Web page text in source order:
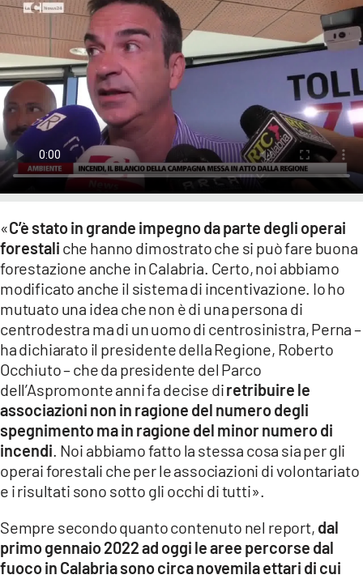
CATANZAROCHANNEL.IT
LACAPITALENEWS.IT
ANDROID
APPLE
«C’è stato in grande impegno da parte degli operai
forestali che hanno dimostrato che si può fare buona
forestazione anche in Calabria. Certo, noi abbiamo
modificato anche il sistema di incentivazione. Io ho
mutuato una idea che non è di una persona di
centrodestra ma di un uomo di centrosinistra, Perna –
ha dichiarato il presidente della Regione, Roberto
Occhiuto – che da presidente del Parco
dell’Aspromonte anni fa decise diretribuire le
associazioni non in ragione del numero degli
spegnimento ma in ragione del minor numero di
incendi . Noi abbiamo fatto la stessa cosa sia per gli
operai forestali che per le associazioni di volontariato
e i risultati sono sotto gli occhi di tutti».
Sempre secondo quanto contenuto nel report, dal
primo gennaio 2022 ad oggi le aree percorse dal
fuoco in Calabria sono circa novemila ettari di cui